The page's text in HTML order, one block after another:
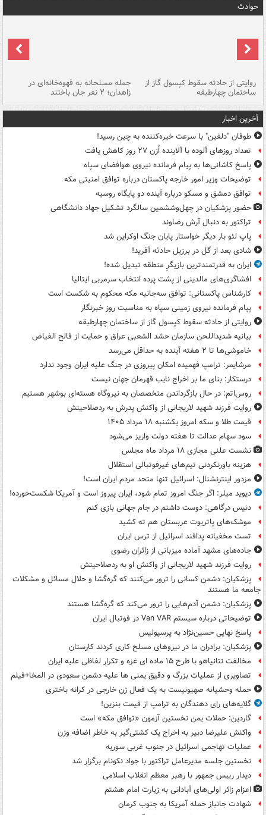
حوادث
روایتی از حادثه سقوط کپسول گاز از
ساختمان چهارطبقه
حمله مسلحانه به قهوه‌خانه‌ای در
زاهدان؛ ۲ نفر جان باختند
آخرین اخبار
طوفان "دلفین" با سرعت خیره‌کننده به چین رسید!
تعداد روزهای آلوده با آلاینده اُزن ۲۷ روز کاهش یافت
پاسخ کاشانی‌ها به پیام فرمانده نیروی هوافضای سپاه
توضیحات وزیر امور خارجه پاکستان درباره توافق امنیتی مکه
توافق دمشق و مسکو درباره آینده دو پایگاه روسیه
حضور پزشکیان در چهل‌وششمین سالگرد تشکیل جهاد دانشگاهی
تراکتور به دنبال آرش رضاوند
پاپ لئو بار دیگر خواستار پایان جنگ اوکراین شد
شادی بعد از گل در برزیل حادثه آفرید!
ایران به قدرتمندترین بازیگرِ منطقه تبدیل شده!
افشاگری‌های مالدینی از پشت پرده انتخاب سرمربی ایتالیا
کارشناس پاکستانی: توافق سه‌جانبه مکه محکوم به شکست است
پیام فرمانده نیروی زمینی سپاه به مناسبت روز خبرنگار
روایتی از حادثه سقوط کپسول گاز از ساختمان چهارطبقه
بیانیه شدیداللحن سازمان حشد الشعبی عراق و حمایت از فالح الفیاض
خاموشی‌ها تا ۲ هفته آینده به حداقل می‌رسد
مرشایمر: ترامپ فهمیده امکان پیروزی در جنگ علیه ایران وجود ندارد
درستکار: بنای ما بر اخراج نایب قهرمان جهان نیست
روس‌اتم: در حال بازگرداندن متخصصان به نیروگاه هسته‌ای بوشهر هستیم
روایت فرزند شهید لاریجانی از واکنش پدرش به ردصلاحیتش
قیمت طلا و سکه امروز یکشنبه ۱۸ مرداد ۱۴۰۵
سود سهام عدالت تا هفته دولت واریز می‌شود
نشست علنی مجازی ۱۸ مرداد ماه مجلس
هزینه باورنکردنی تیم‌های غیرفوتبالی استقلال
مزدور اینترنشنال: اسرائیل تنها متحد مردم ایران است!
دیوید میلر: اگر جنگ امروز تمام شود، ایران پیروز است و آمریکا شکست‌خورده!
دنیس درگاهی: دوست داشتم در جام جهانی بازی کنم
موشک‌های پاتریوت عربستان هم ته‌ کشید
تست مخفیانه پدافند اسرائیل از ترس ایران
جاده‌های مشهد آماده میزبانی از زائران رضوی
روایت فرزند شهید لاریجانی از واکنش او به ردصلاحیتش
پزشکیان: دشمن کسانی را ترور می‌کنند که گره‌گشا و حلال مسائل و مشکلات
جامعه ما هستند
پزشکیان: دشمن آدم‌هایی را ترور می‌کند که گره‌گشا هستند
توضیحاتی درباره سیستم Van VAR در فوتبال ایران
پاسخ نهایی حسین‌نژاد به پرسپولیس
پزشکیان: برادران ما در نیروهای مسلح کاری کردند کارستان
مخالفت نتانیاهو با طرح ۱۵ ماده ای غزه و تکرار لفاظی علیه ایران
تصاویری از عملیات بزرگ و دقیق یمنی ها علیه دشمن سعودی در المخا+فیلم
حمله وحشیانه صهیونیست به یک فعال زن خارجی در کرانه باختری
گلایه‌های رای دهندگان به ترامپ از قیمت بنزین!
گاردین: حملات یمن نخستین آزمون «توافق مکه» است
واکنش علیرضا دبیر به اخراج یک کشتی‌گیر به خاطر اضافه وزن
عملیات تهاجمی اسرائیل در جنوب غربی سوریه
نخستین جلسه مدیرعامل تراکتور با جواد نکونام برگزار شد
دیدار رییس جمهور با رهبر معظم انقلاب اسلامی
اعزام زائر اولی‌های آبادانی به زیارت امام هشتم
شهادت جانباز حمله آمریکا به جنوب کرمان